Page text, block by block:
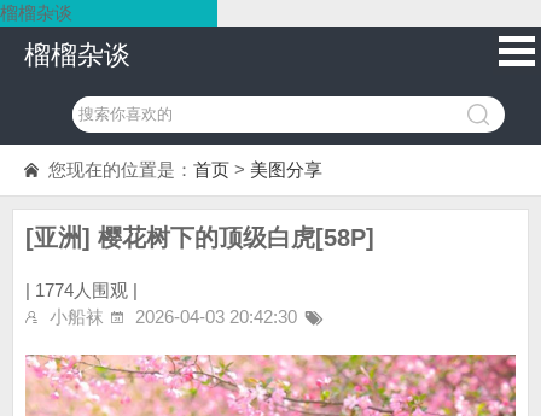
榴榴杂谈
榴榴杂谈
您现在的位置是： 首页 > 美图分享
[亚洲] 樱花树下的顶级白虎[58P]
| 1774人围观 |
小船袜
2026-04-03 20:42:30